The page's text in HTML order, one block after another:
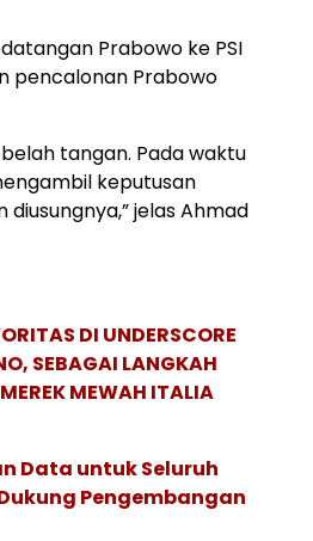
Prabowo ke PSI
pencalonan Prabowo
tangan. Pada waktu
keputusan
jelas Ahmad
DI UNDERSCORE
SEBAGAI LANGKAH
MEWAH ITALIA
Data untuk Seluruh
Pengembangan